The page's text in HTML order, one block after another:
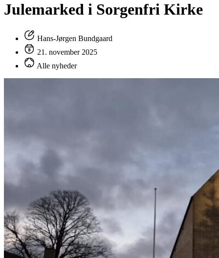
Julemarked i Sorgenfri Kirke
Hans-Jørgen Bundgaard
21. november 2025
Alle nyheder